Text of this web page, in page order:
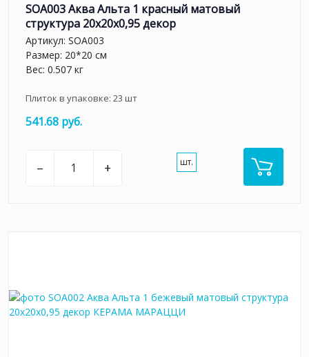
SOA003 Аква Альта 1 красный матовый
структура 20x20x0,95 декор
Артикул: SOA003
Размер: 20*20 см
Вес: 0.507 кг
Плиток в упаковке: 23 шт
541.68 руб.
– + шт.